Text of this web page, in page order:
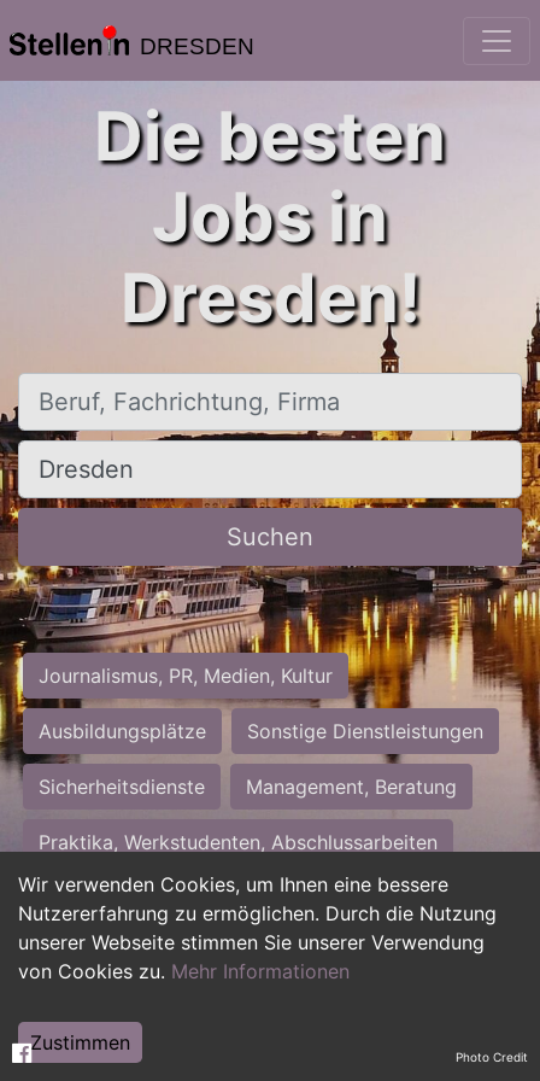
DRESDEN
Wir verwenden Cookies, um Ihnen eine bessere
Nutzererfahrung zu ermöglichen. Durch die Nutzung
unserer Webseite stimmen Sie unserer Verwendung
von Cookies zu. Mehr Informationen
Zustimmen
Die besten
Jobs in
Dresden!
Beruf, Fachrichtung, Firma
Ort, Stadt
Suchen
Journalismus, PR, Medien, Kultur
Ausbildungsplätze Sonstige Dienstleistungen
Sicherheitsdienste Management, Beratung
Praktika, Werkstudenten, Abschlussarbeiten
Personalwesen Assistenz, Sekretariat
Hilfskräfte, Aushilfs- und Nebenjobs
Weiterbildung, Studium, duale Ausbildung Photo Credit